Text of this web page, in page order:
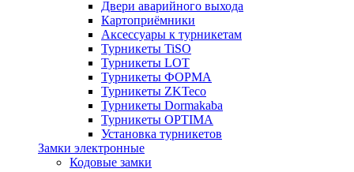
Двери аварийного выхода
Картоприёмники
Аксессуары к турникетам
Турникеты TiSO
Турникеты LOT
Турникеты ФОРМА
Турникеты ZKTeco
Турникеты Dormakaba
Турникеты OPTIMA
Установка турникетов
Замки электронные
Кодовые замки